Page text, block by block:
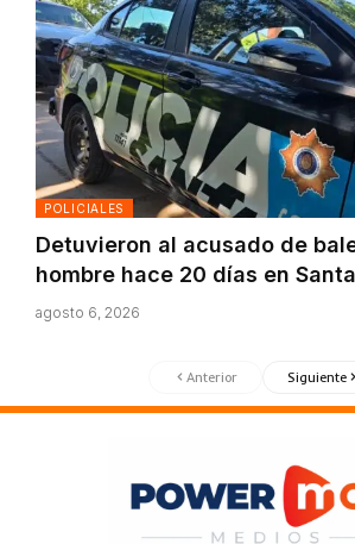
POLICIALES
Detuvieron al acusado de
hombre hace 20 días en
agosto 6, 2026
Anterior Siguiente